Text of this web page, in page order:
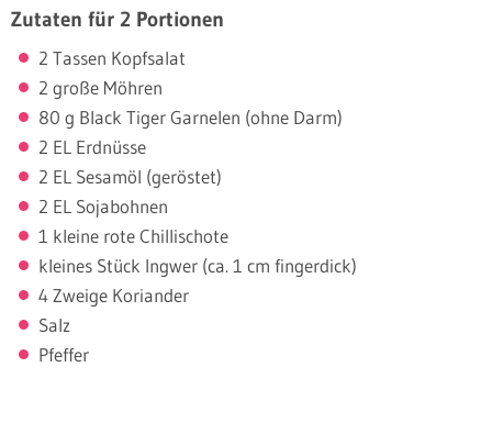
Zutaten für 2 Portionen
2 Tassen Kopfsalat
2 große Möhren
80 g Black Tiger Garnelen (ohne Darm)
2 EL Erdnüsse
2 EL Sesamöl (geröstet)
2 EL Sojabohnen
1 kleine rote Chillischote
kleines Stück Ingwer (ca. 1 cm fingerdick)
4 Zweige Koriander
Salz
Pfeffer